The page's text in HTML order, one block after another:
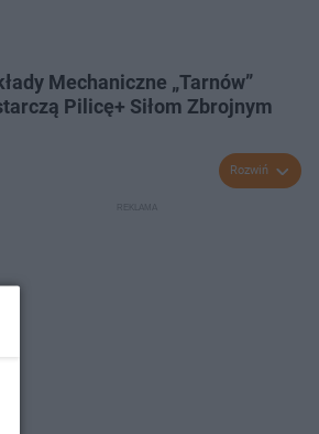
Mechaniczne „Tarnów”
Pilicę+ Siłom Zbrojnym
Rozwiń